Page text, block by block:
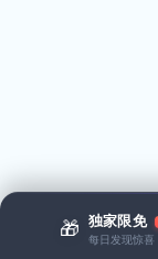
🎁 独家限免
每日发现惊喜